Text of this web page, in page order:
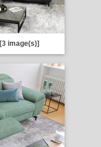
[3 image(s)]